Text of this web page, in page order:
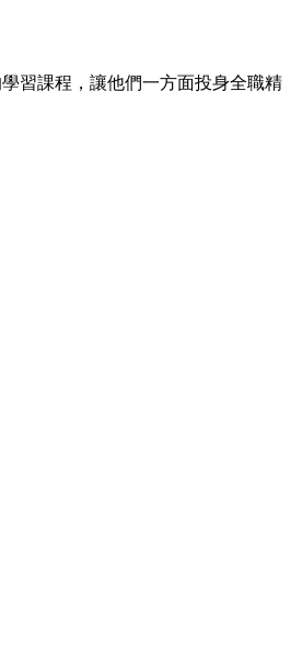
習課程，讓他們一方面投身全職精